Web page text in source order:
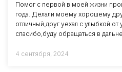
Помог с первой в моей жизни
года. Делали моему хорошему
отличный,друг уехал с улыбкой от
спасибо,буду обращаться в
4 сентября, 2024